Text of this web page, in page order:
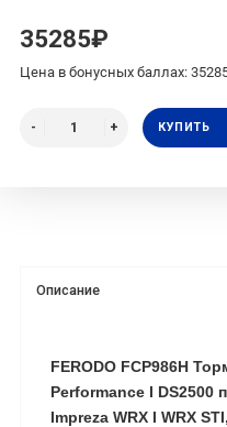
35285₽
Цена в бонусных баллах:
КУПИТЬ
Описание
FERODO FCP986H
Performance I DS2500
Impreza WRX I WRX